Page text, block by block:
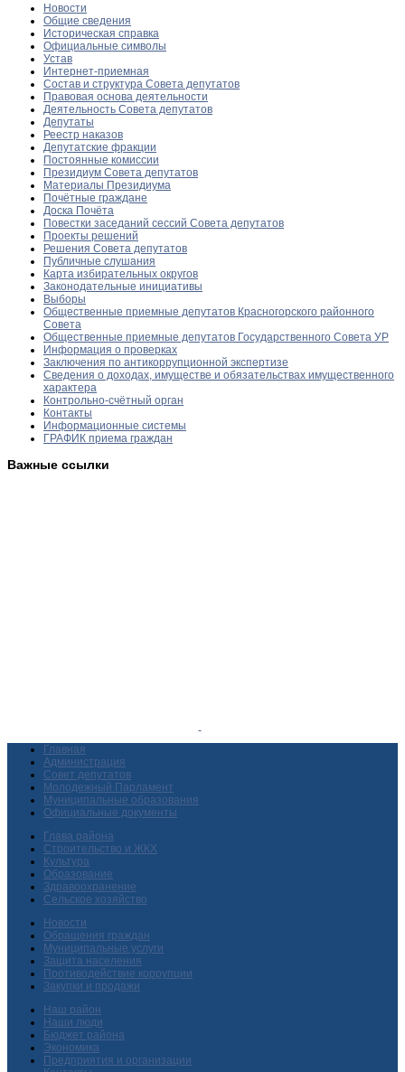
Новости
Общие сведения
Историческая справка
Официальные символы
Устав
Интернет-приемная
Состав и структура Совета депутатов
Правовая основа деятельности
Деятельность Совета депутатов
Депутаты
Реестр наказов
Депутатские фракции
Постоянные комиссии
Президиум Совета депутатов
Материалы Президиума
Почётные граждане
Доска Почёта
Повестки заседаний сессий Совета депутатов
Проекты решений
Решения Совета депутатов
Публичные слушания
Карта избирательных округов
Законодательные инициативы
Выборы
Общественные приемные депутатов Красногорского районного
Совета
Общественные приемные депутатов Государственного Совета УР
Информация о проверках
Заключения по антикоррупционной экспертизе
Сведения о доходах, имуществе и обязательствах имущественного
характера
Контрольно-счётный орган
Контакты
Информационные системы
ГРАФИК приема граждан
Важные ссылки
Главная
Администрация
Совет депутатов
Молодежный Парламент
Муниципальные образования
Официальные документы
Глава района
Строительство и ЖКХ
Культура
Образование
Здравоохранение
Сельское хозяйство
Новости
Обращения граждан
Муниципальные услуги
Защита населения
Противодействие коррупции
Закупки и продажи
Наш район
Наши люди
Бюджет района
Экономика
Предприятия и организации